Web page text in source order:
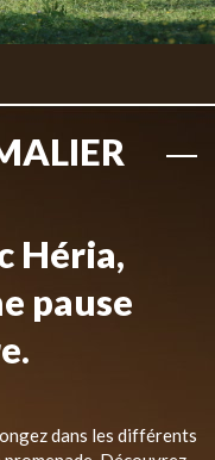
Héria,
pause
dans les différents